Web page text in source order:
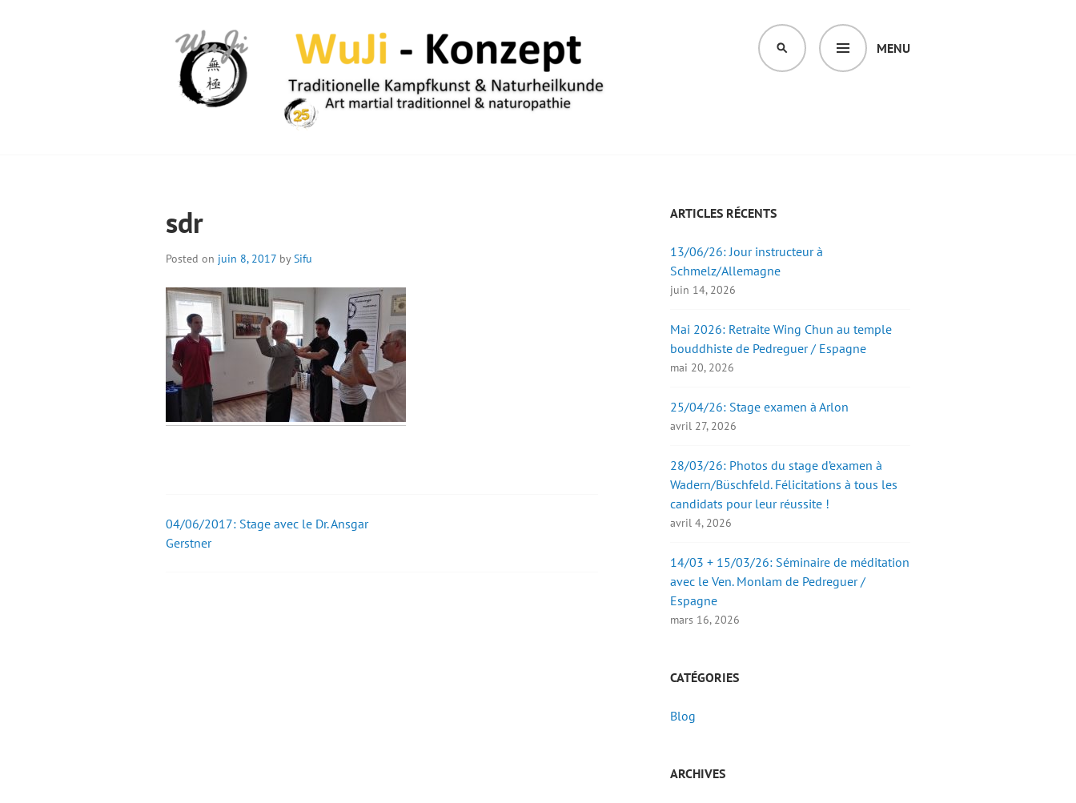
MENU
SEARCH
sdr
Posted on juin 8, 2017 bySifu
Post
04/06/2017: Stage avec le Dr. Ansgar
Gerstner
ARTICLES RÉCENTS
13/06/26: Jour instructeur à
Schmelz/Allemagne
juin 14, 2026
Mai 2026: Retraite Wing Chun au temple
bouddhiste de Pedreguer / Espagne
mai 20, 2026
25/04/26: Stage examen à Arlon
avril 27, 2026
28/03/26: Photos du stage d’examen à
Wadern/Büschfeld. Félicitations à tous les
candidats pour leur réussite !
avril 4, 2026
14/03 + 15/03/26: Séminaire de méditation
avec le Ven. Monlam de Pedreguer /
Espagne
mars 16, 2026
CATÉGORIES
Blog
ARCHIVES